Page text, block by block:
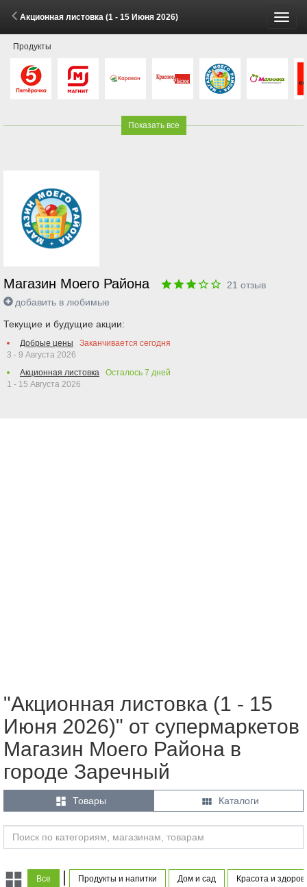
Акционная листовка (1 - 15 Июня 2026)
Продукты
Показать все
Магазин Моего Района 21 отзыв
добавить в любимые
Текущие и будущие акции:
Добрые цены
Заканчивается сегодня
3 - 9 Августа 2026
Акционная листовка
Осталось 7 дней
1 - 15 Августа 2026
"Акционная листовка (1 - 15
Июня 2026)" от супермаркетов
Магазин Моего Района в
городе Заречный
 Товары  Каталоги
Все | Продукты и напитки Дом и сад Красота и